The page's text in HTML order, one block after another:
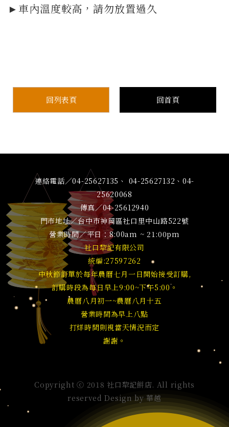
►車內溫度較高，請勿放置過久
回列表頁 回首頁
連絡電話／04-25627135、 04-25627132、04-
25620068
傳真／04-25612940
門市地址／台中市神岡區社口里中山路522號
營業時間／平日：8:00am ~ 21:00pm
社口犂記有限公司
統編:27597262
中秋節訂單於每年農曆七月一日開始接受訂購,
訂購時段為每日早上9:00~下午5:00。
農曆八月初一~農曆八月十五
營業時間為早上八點
打烊時間則視當天情況而定
謝謝。
Copyright ⓒ 2018 社口犂記餅店. All rights
reserved Design by華越